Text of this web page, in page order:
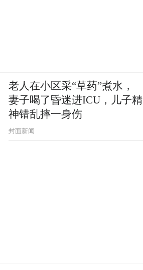
老人在小区采“草药”煮水，
妻子喝了昏迷进ICU，儿子精
神错乱摔一身伤
封面新闻